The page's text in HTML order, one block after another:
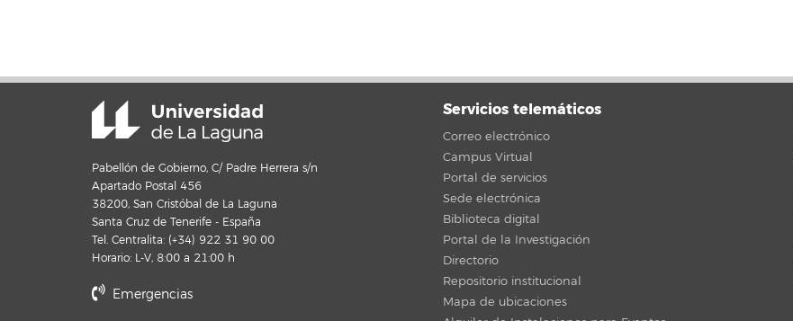
Pabellón de Gobierno, C/ Padre Herrera s/n
Apartado Postal 456
38200, San Cristóbal de La Laguna
Santa Cruz de Tenerife - España
Tel. Centralita: (+34) 922 31 90 00
Horario: L-V, 8:00 a 21:00 h
Emergencias
Servicios telemáticos
Correo electrónico
Campus Virtual
Portal de servicios
Sede electrónica
Biblioteca digital
Portal de la Investigación
Directorio
Repositorio institucional
Mapa de ubicaciones